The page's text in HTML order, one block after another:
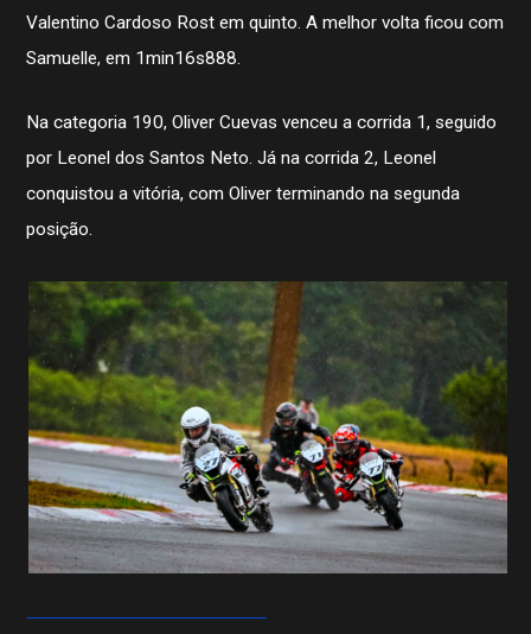
Valentino Cardoso Rost em quinto. A melhor volta ficou com
Samuelle, em 1min16s888.
Na categoria 190, Oliver Cuevas venceu a corrida 1, seguido
por Leonel dos Santos Neto. Já na corrida 2, Leonel
conquistou a vitória, com Oliver terminando na segunda
posição.